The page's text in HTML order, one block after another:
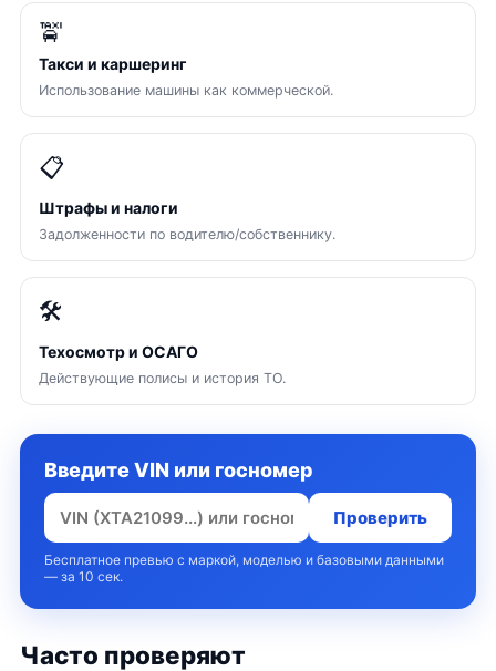
🚖
Такси и каршеринг
Использование машины как коммерческой.
📋
Штрафы и налоги
Задолженности по водителю/собственнику.
🛠
Техосмотр и ОСАГО
Действующие полисы и история ТО.
Введите VIN или госномер
Проверить
Бесплатное превью с маркой, моделью и базовыми данными
— за 10 сек.
Часто проверяют